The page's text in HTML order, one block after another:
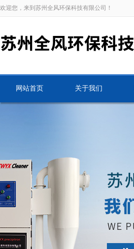
欢迎您，来到苏州全风环保科技有限公司！
网站首页 关于我们